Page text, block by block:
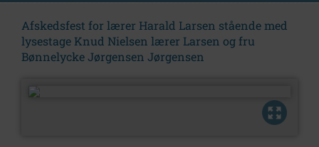
Afskedsfest for lærer Harald Larsen stående med
lysestage Knud Nielsen lærer Larsen og fru
Bønnelycke Jørgensen Jørgensen